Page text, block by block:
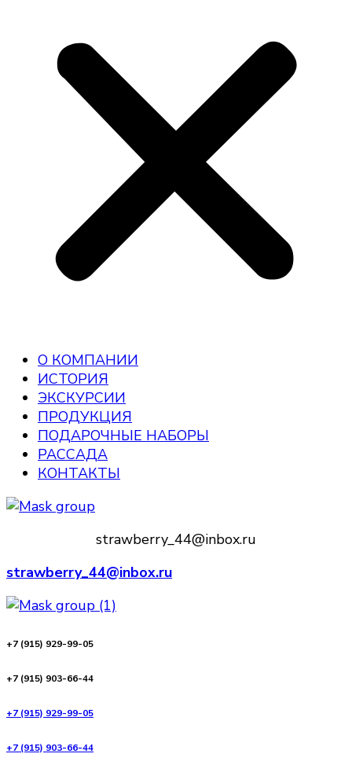
О КОМПАНИИ
ИСТОРИЯ
ЭКСКУРСИИ
ПРОДУКЦИЯ
ПОДАРОЧНЫЕ НАБОРЫ
РАССАДА
КОНТАКТЫ
strawberry_44@inbox.ru
strawberry_44@inbox.ru
+7 (915) 929-99-05
+7 (915) 903-66-44
+7 (915) 929-99-05
+7 (915) 903-66-44